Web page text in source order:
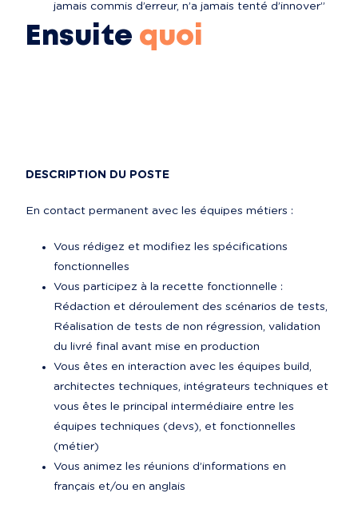
jamais commis d’erreur, n’a jamais tenté d’innover”
Ensuite quoi
DESCRIPTION DU POSTE
En contact permanent avec les équipes métiers :
Vous rédigez et modifiez les spécifications
fonctionnelles
Vous participez à la recette fonctionnelle :
Rédaction et déroulement des scénarios de tests,
Réalisation de tests de non régression, validation
du livré final avant mise en production
Vous êtes en interaction avec les équipes build,
architectes techniques, intégrateurs techniques et
vous êtes le principal intermédiaire entre les
équipes techniques (devs), et fonctionnelles
(métier)
Vous animez les réunions d’informations en
français et/ou en anglais